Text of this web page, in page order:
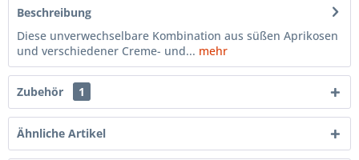
Beschreibung
Diese unverwechselbare Kombination aus süßen Aprikosen
und verschiedener Creme- und... mehr
Zubehör 1
Ähnliche Artikel